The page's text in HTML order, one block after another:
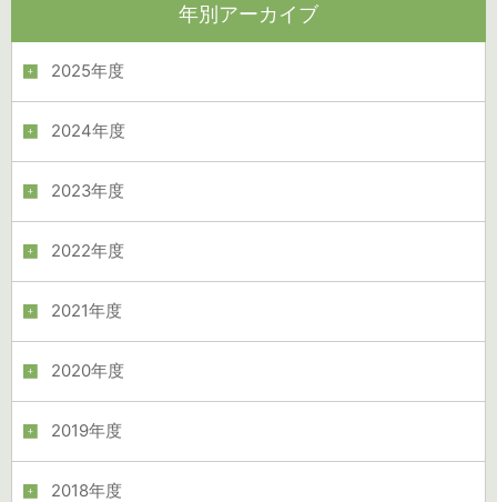
年別アーカイブ
2025年度
2024年度
2023年度
2022年度
2021年度
2020年度
2019年度
2018年度